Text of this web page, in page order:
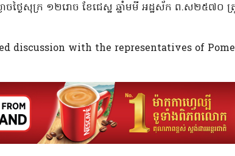
ងាចថ្ងៃសុក្រ ១២រោច ខែជេស្ឋ ឆ្នាំមមី អដ្ឋស័ក ព.ស២៥៧០
discussion with the representatives of